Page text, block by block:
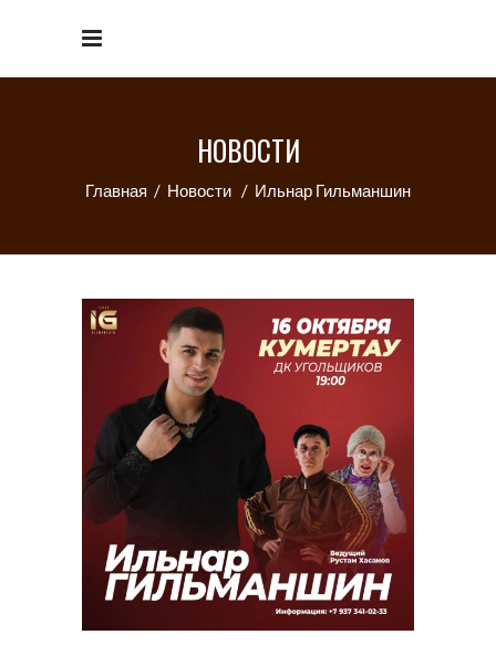
НОВОСТИ
Главная / Новости / Ильнар Гильманшин